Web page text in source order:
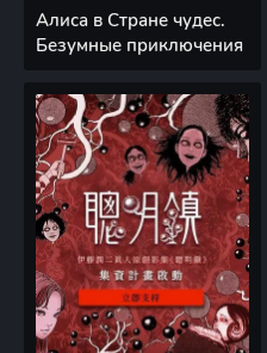
Алиса в Стране чудес.
Безумные приключения